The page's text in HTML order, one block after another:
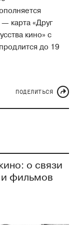
карта «Друг
кино» с
до 19
ПОДЕЛИТЬСЯ
о связи
и фильмов